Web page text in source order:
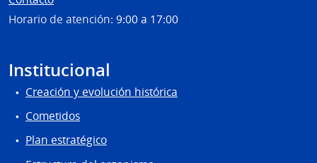
Horario de atención: 9:00 a 17:00
Institucional
Creación y evolución histórica
Cometidos
Plan estratégico